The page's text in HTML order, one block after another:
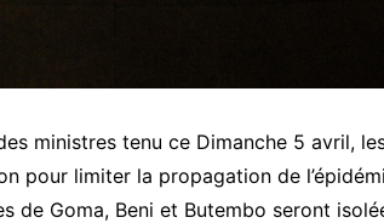
ministres tenu ce Dimanche 5 avril,
pour limiter la propagation de
de Goma, Beni et Butembo seront